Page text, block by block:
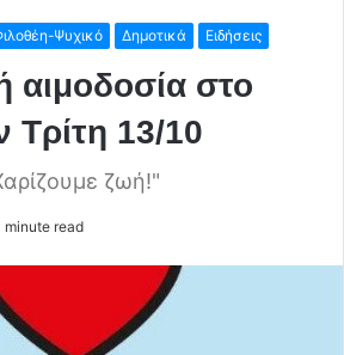
Ψυχικό Δημοτικά Ειδήσεις
αιμοδοσία στο
Τρίτη 13/10
ζωή!"
minute read